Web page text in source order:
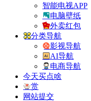
智能电视APP
电脑壁纸
外卖红包
分类导航
影视导航
AI导航
电商导航
今天买点啥
赏
网站提交